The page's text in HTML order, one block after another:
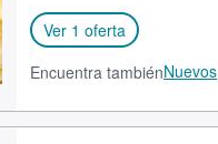
Ver 1 oferta
Encuentra tambiénNuevos